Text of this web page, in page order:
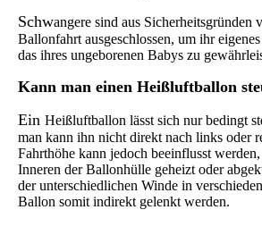
Schwangere sind aus Sicherheitsgründen
Ballonfahrt ausgeschlossen, um ihr
das ihres ungeborenen Babys zu
Kann man einen Heißluftballon
Ein Heißluftballon lässt sich nur bedingt
man kann ihn nicht direkt nach links oder
Fahrthöhe kann jedoch beeinflusst
Inneren der Ballonhülle geheizt oder
der unterschiedlichen Winde in
Ballon somit indirekt gelenkt werden.